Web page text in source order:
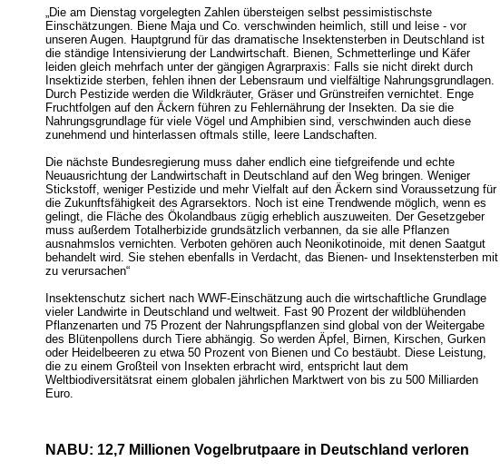
„Die am Dienstag vorgelegten Zahlen übersteigen selbst pessimistischste
Einschätzungen. Biene Maja und Co. verschwinden heimlich, still und leise - vor
unseren Augen. Hauptgrund für das dramatische Insektensterben in Deutschland ist
die ständige Intensivierung der Landwirtschaft. Bienen, Schmetterlinge und Käfer
leiden gleich mehrfach unter der gängigen Agrarpraxis: Falls sie nicht direkt durch
Insektizide sterben, fehlen ihnen der Lebensraum und vielfältige Nahrungsgrundlagen.
Durch Pestizide werden die Wildkräuter, Gräser und Grünstreifen vernichtet. Enge
Fruchtfolgen auf den Äckern führen zu Fehlernährung der Insekten. Da sie die
Nahrungsgrundlage für viele Vögel und Amphibien sind, verschwinden auch diese
zunehmend und hinterlassen oftmals stille, leere Landschaften.
Die nächste Bundesregierung muss daher endlich eine tiefgreifende und echte
Neuausrichtung der Landwirtschaft in Deutschland auf den Weg bringen. Weniger
Stickstoff, weniger Pestizide und mehr Vielfalt auf den Äckern sind Voraussetzung für
die Zukunftsfähigkeit des Agrarsektors. Noch ist eine Trendwende möglich, wenn es
gelingt, die Fläche des Ökolandbaus zügig erheblich auszuweiten. Der Gesetzgeber
muss außerdem Totalherbizide grundsätzlich verbannen, da sie alle Pflanzen
ausnahmslos vernichten. Verboten gehören auch Neonikotinoide, mit denen Saatgut
behandelt wird. Sie stehen ebenfalls in Verdacht, das Bienen- und Insektensterben mit
zu verursachen“
Insektenschutz sichert nach WWF-Einschätzung auch die wirtschaftliche Grundlage
vieler Landwirte in Deutschland und weltweit. Fast 90 Prozent der wildblühenden
Pflanzenarten und 75 Prozent der Nahrungspflanzen sind global von der Weitergabe
des Blütenpollens durch Tiere abhängig. So werden Äpfel, Birnen, Kirschen, Gurken
oder Heidelbeeren zu etwa 50 Prozent von Bienen und Co bestäubt. Diese Leistung,
die zu einem Großteil von Insekten erbracht wird, entspricht laut dem
Weltbiodiversitätsrat einem globalen jährlichen Marktwert von bis zu 500 Milliarden
Euro.
NABU: 12,7 Millionen Vogelbrutpaare in Deutschland verloren